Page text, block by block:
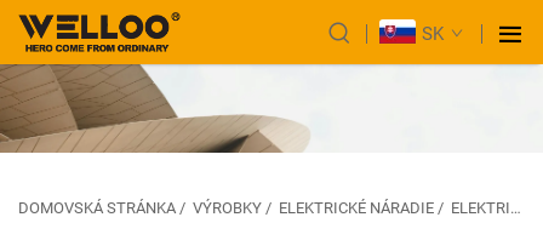
SK
DOMOVSKÁ STRÁNKA / VÝROBKY / ELEKTRICKÉ NÁRADIE / ELEKTRICKÝ VYSÁVAČ